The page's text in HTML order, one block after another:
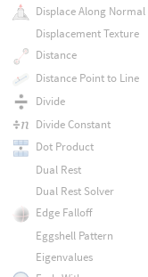
Displace Along Normal
Displacement Texture
Distance
Distance Point to Line
Divide
Divide Constant
Dot Product
Dual Rest
Dual Rest Solver
Edge Falloff
Eggshell Pattern
Eigenvalues